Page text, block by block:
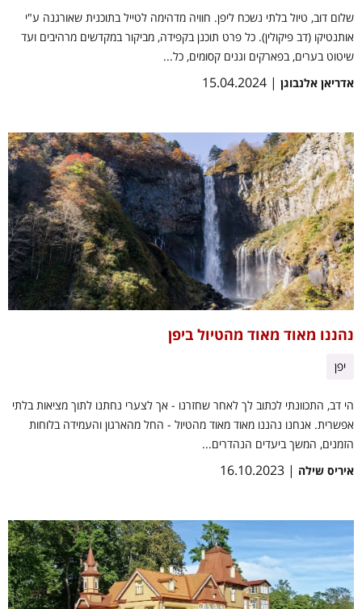
שלום דוב, טיול בלתי נשכח ליפן. חוויה מדהימה לטייל בתוכנית שאורגנה ע"י
אותנטיקו (דב פיקולין). כל פרט תוכנן בקפידה, מביקור במקדשים מרהיבים ועד
שיטוט בערים, בפארקים וגנים קסומים, כל...
אדריאן אלנבוגן | 15.04.2024
נהננו מאוד מאוד מהטיול ביפן
יפן
הי דב, התכוונתי לכתוב לך לאחר שחזרנו - אך לצערי נחתנו לתוך מציאות בלתי
אפשרית. אנחנו נהננו מאוד מאוד מהטיול - החל מהארגון והעמידה בלוחות
הזמנים, המשך ביעדים הנהדרים...
איריס שילה | 16.10.2023